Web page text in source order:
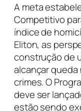
A meta
Competitivo
índice de
Eliton, as
construção de
alcançar
crimes. O
deve ser
estão sendo